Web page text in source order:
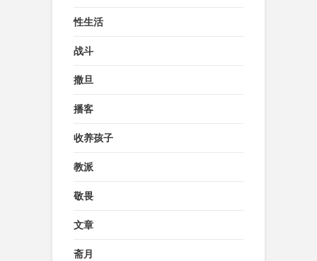
性生活
战斗
撒旦
播客
收养孩子
教派
敬畏
文章
斋月